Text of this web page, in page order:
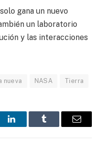
gana un nuevo
un laboratorio
y las interacciones
nueva NASA Tierra
LinkedInTumblr
Correo